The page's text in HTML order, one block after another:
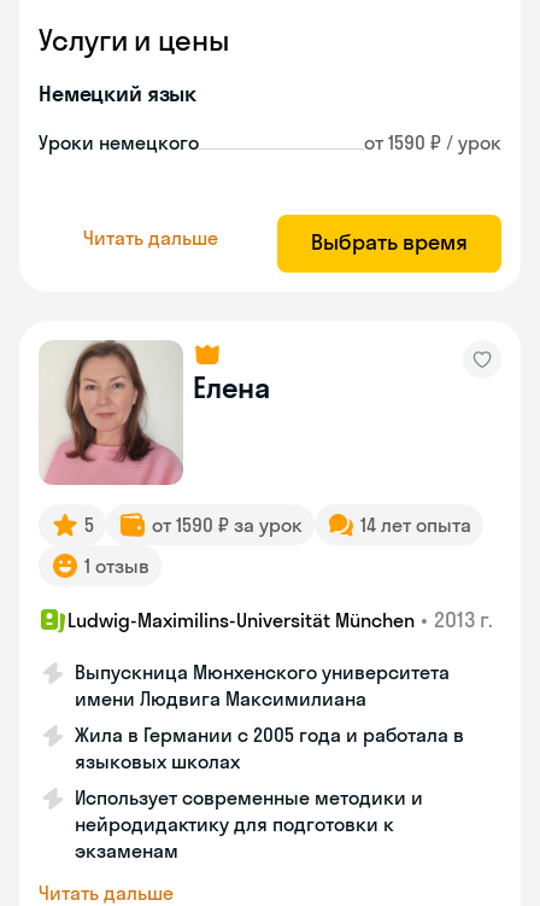
Услуги и цены
Немецкий язык
Уроки немецкого от 1590 ₽ / урок
Читать дальше Выбрать время
Елена
5 от 1590 ₽ за урок
14 лет опыта
1 отзыв
Ludwig-Maximilins-Universität München • 2013 г.
Выпускница Мюнхенского университета
имени Людвига Максимилиана
Жила в Германии с 2005 года и работала в
языковых школах
Использует современные методики и
нейродидактику для подготовки к
экзаменам
Читать дальше